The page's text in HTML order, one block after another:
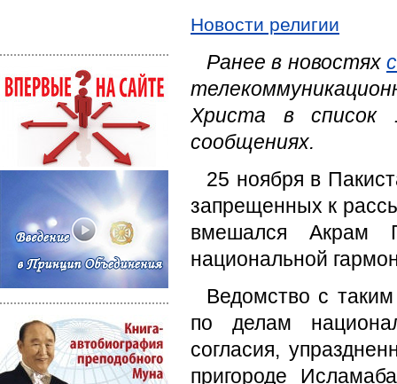
Новости религии
Ранее в новостях
Христа в список
сообщениях.
25 ноября в
запрещенных к
вмешался Акрам
национальной
Ведомство с
по делам
согласия,
пригороде